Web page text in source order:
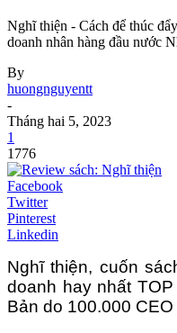
Nghĩ thiện - Cách để thúc
doanh nhân hàng đầu nước
By
huongnguyentt
-
Tháng hai 5, 2023
1
1776
Facebook
Twitter
Pinterest
Linkedin
Nghĩ thiện, cuốn
doanh hay nhất
Bản do 100.000